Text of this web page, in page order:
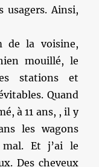
usagers. Ainsi,
de la voisine,
mouillé, le
stations et
Quand
à 11 ans, , il y
les wagons
Et j’ai le
Des cheveux